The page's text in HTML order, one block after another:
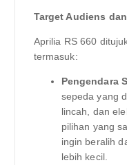
Target Audiens
Aprilia RS 660
termasuk:
Pengendara
sepeda yang
lincah, dan
pilihan yang
ingin beralih
lebih kecil.